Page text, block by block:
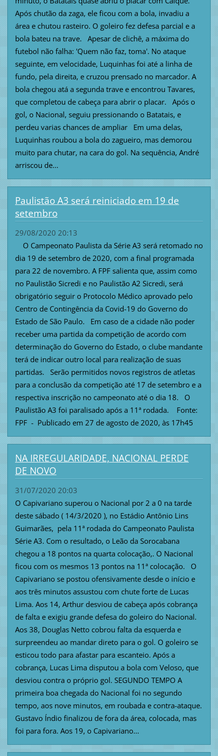
Após chutão da zaga, ele ficou com a bola, invadiu a
área e chutou rasteiro. O goleiro fez defesa parcial e a
bola bateu na trave. Apesar de clichê, a máxima do
futebol não falha: 'Quem não faz, toma'. No ataque
seguinte, em velocidade, Luquinhas foi até a linha de
fundo, pela direita, e cruzou prensado no marcador. A
bola chegou atá a segunda trave e encontrou Tavares,
que completou de cabeça para abrir o placar. Após o
gol, o Nacional, seguiu pressionando o Batatais, e
perdeu varias chances de ampliar Em uma delas,
Luquinhas roubou a bola do zagueiro, mas demorou
muito para chutar, na cara do gol. Na sequência, André
arriscou de...
Paulistão A3 será reiniciado em 19 de
setembro
29/08/2020 20:13
O Campeonato Paulista da Série A3 será retomado no
dia 19 de setembro de 2020, com a final programada
para 22 de novembro. A FPF salienta que, assim como
no Paulistão Sicredi e no Paulistão A2 Sicredi, será
obrigatório seguir o Protocolo Médico aprovado pelo
Centro de Contingência da Covid-19 do Governo do
Estado de São Paulo. Em caso de a cidade não poder
receber uma partida da competição de acordo com
determinação do Governo do Estado, o clube mandante
terá de indicar outro local para realização de suas
partidas. Serão permitidos novos registros de atletas
para a conclusão da competição até 17 de setembro e a
respectiva inscrição no campeonato até o dia 18. O
Paulistão A3 foi paralisado após a 11ª rodada. Fonte:
FPF - Publicado em 27 de agosto de 2020, às 17h45
NA IRREGULARIDADE, NACIONAL PERDE
DE NOVO
31/07/2020 20:03
O Capivariano superou o Nacional por 2 a 0 na tarde
deste sábado ( 14/3/2020 ), no Estádio Antônio Lins
Guimarães, pela 11ª rodada do Campeonato Paulista
Série A3. Com o resultado, o Leão da Sorocabana
chegou a 18 pontos na quarta colocação,. O Nacional
ficou com os mesmos 13 pontos na 11ª colocação. O
Capivariano se postou ofensivamente desde o início e
aos três minutos assustou com chute forte de Lucas
Lima. Aos 14, Arthur desviou de cabeça após cobrança
de falta e exigiu grande defesa do goleiro do Nacional.
Aos 38, Douglas Netto cobrou falta da esquerda e
surpreendeu ao mandar direto para o gol. O goleiro se
esticou todo para afastar para escanteio. Após a
cobrança, Lucas Lima disputou a bola com Veloso, que
desviou contra o próprio gol. SEGUNDO TEMPO A
primeira boa chegada do Nacional foi no segundo
tempo, aos nove minutos, em roubada e contra-ataque.
Gustavo Índio finalizou de fora da área, colocada, mas
foi para fora. Aos 19, o Capivariano...